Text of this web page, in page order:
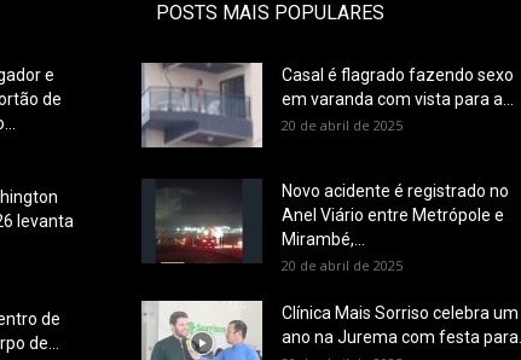
e
de
levanta
de
de...
POSTS MAIS POPULARES
Casal é flagrado fazendo sexo
em varanda com vista para a...
20 de abril de 2025
Novo acidente é registrado no
Anel Viário entre Metrópole e
Mirambé,...
20 de abril de 2025
Clínica Mais Sorriso celebra um
ano na Jurema com festa para...